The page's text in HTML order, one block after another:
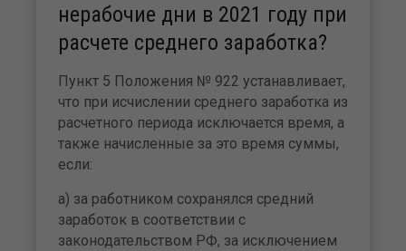
нерабочие дни в 2021 году при
расчете среднего заработка?
Пункт 5 Положения № 922 устанавливает,
что при исчислении среднего заработка из
расчетного периода исключается время, а
также начисленные за это время суммы,
если:
а) за работником сохранялся средний
заработок в соответствии с
законодательством РФ, за исключением